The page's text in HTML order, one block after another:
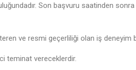
Son başvuru saatinden
ve resmi geçerliliği olan iş deneyim
teminat vereceklerdir.